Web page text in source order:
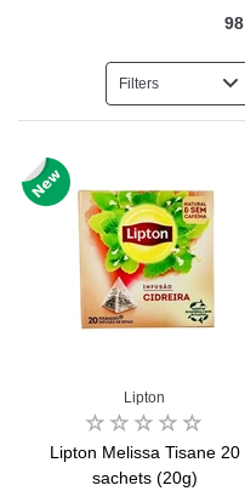
98
Filters
Lipton
Lipton Melissa Tisane 20
sachets (20g)